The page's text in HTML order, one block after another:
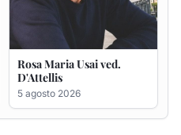
Rosa Maria Usai ved.
D'Attellis
5 agosto 2026